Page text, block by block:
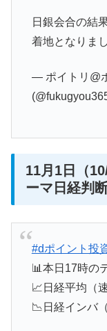
日銀会合の結
着地となりま
— ポイトリ@
11月1日（
ーマ日経判
#dポイント投
📊本日17時の
📈日経平均（
📉日経インバ